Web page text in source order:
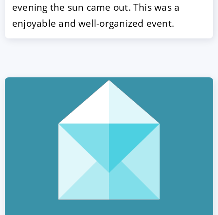
evening the sun came out. This was a
enjoyable and well-organized event.